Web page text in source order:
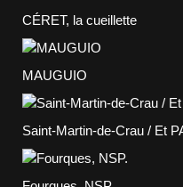
CÉRET, la cueillette
MAUGUIO
Saint-Martin-de-Crau / Et